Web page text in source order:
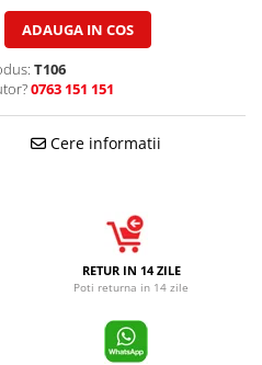
ADAUGA IN COS
T106
0763 151 151
Cere informatii
RETUR IN 14 ZILE
Poti returna in 14 zile